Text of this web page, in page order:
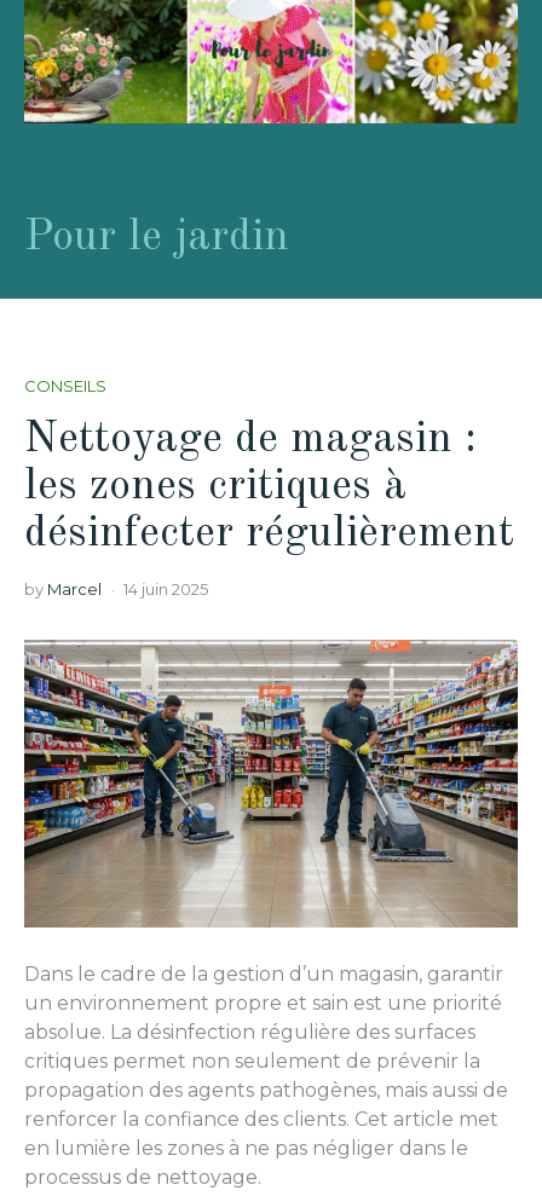
Pour le jardin
CONSEILS
Nettoyage de magasin :
les zones critiques à
désinfecter régulièrement
by Marcel 14 juin 2025
Dans le cadre de la gestion d’un magasin, garantir
un environnement propre et sain est une priorité
absolue. La désinfection régulière des surfaces
critiques permet non seulement de prévenir la
propagation des agents pathogènes, mais aussi de
renforcer la confiance des clients. Cet article met
en lumière les zones à ne pas négliger dans le
processus de nettoyage.